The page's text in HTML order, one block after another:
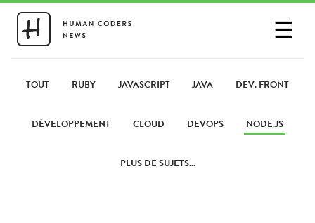
☰
PARTAGER UN LIEN
TOUT RUBY JAVASCRIPT JAVA DEV. FRONT
DÉVELOPPEMENT CLOUD DEVOPS NODE.JS
PLUS DE SUJETS...